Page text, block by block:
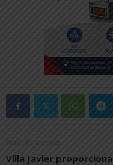
Artículo anterior
Villa Javier proporciona